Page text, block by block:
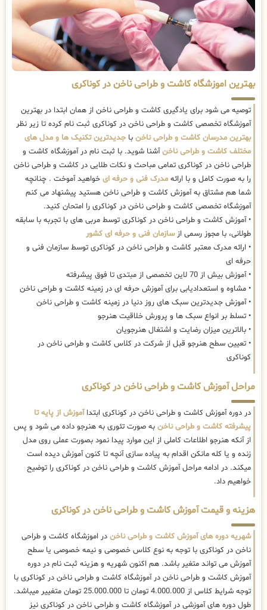
بهترین اموزشگاه کاشت و طراحی ناخن در کوناکری
توصیه می شود برای یادگیری کاشت و طراحی ناخن از همان ابتدا در بهترین
آموزشگاه تخصصی کاشت و طراحی ناخن در کوناکری ثبت نام کرده تا زیر نظر
بهترین مدرسان کاشت و طراحی ناخن با جدیدترین تکنیک ها و مدل های
مختلف کاشت و طراحی ناخنآشنا شوید. با ثبت نام در آموزشگاه کاشت و
طراحی ناخن در کوناکری تمامی مباحث و نکات طلایی در کاشت و طراحی ناخن
را به صورت کامل و با ارائه مدرک فنی و حرفه ای خواهید آموخت . چنانچه
شما هم مشتاق به آموزش کاشت و طراحی ناخن هستید پیشنهاد می کنم
آموزشگاه تخصصی کاشت و طراحی ناخن در کوناکری را امتحان کنید.
• آموزش کاشت و طراحی ناخن در کوناکری توسط مربی های با تجربه با سابقه
طولانی، با مجوز رسمی ازسازمان فنی و حرفه ای کشور
• ارائه مدرک معتبر کاشت و طراحی ناخن در کوناکری توسط سازمان فنی و
حرفه ای
• آموزش بیش از 70 لاین تخصصی از مبتدی تا فوق پیشرفته
• مشاوه و استعدادیابی برای آموزش حرفه ای در زمینه کاشت و طراحی ناخن
• آموزش جدیدترین سبک های روز دنیا در زمینه کاشت و طراحی ناخن
• تسلط بر انواع سبک ها و پرورش خلاقیت هنرجو
• بالاترین میزان رضایت و اشتغال هنرجویان
• تعیین سطح هنرجو قبل از شرکت در کلاس کاشت و طراحی ناخن در
کوناکری
مراحل آموزش کاشت و طراحی ناخن در کوناکری
در دوره آموزش کاشت و طراحی ناخن در کوناکری ابتداآموزش از پایه تا
پیشرفته کاشت و طراحی ناخن به صورت تئوری به هنرجو داده می شود و پس
از آنکه هنرجو اطلاعات کاملی از این موارد پیدا نمود بصورت عملی روی مدل
زنده و یا کله مانکن اقدام به پیاده سازی آنچه تا کنون آموزش دیده است
میکند. در ادامه مراحل آموزش کاشت و طراحی ناخن در کوناکری را توضیح
خواهیم داد.
هزینه و قیمت آموزش کاشت و طراحی ناخن در کوناکری
شهریه دوره های آموزش کاشت و طراحی ناخن در اموزشگاه کاشت و طراحی
ناخن در کوناکری با توجه به نوع کلاس خصوصی و نیمه خصوصی یا سطح
آموزش می تواند متغیر باشد. هم اکنون شهریه و هزینه ثبت نام در دوره
آموزش کاشت و طراحی ناخن در آموزشگاه کاشت و طراحی ناخن در کوناکری با
توجه شرایط کلاس از 4.000.000 تومان تا 25.000.000 تومان متغییر میباشد.
طول دوره های آموزشی در آموزشگاه کاشت و طراحی ناخن در کوناکری نیز